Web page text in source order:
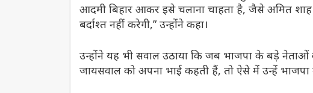
आदमी बिहार आकर इसे चलाना चाहता है, जैसे अमित शाह
बर्दाश्त नहीं करेगी,” उन्होंने कहा।
उन्होंने यह भी सवाल उठाया कि जब भाजपा के बड़े नेताओं
जायसवाल को अपना भाई कहती हैं, तो ऐसे में उन्हें